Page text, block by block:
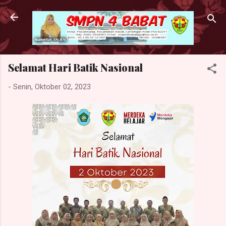
Langsung ke konten utama
Selamat Hari Batik Nasional
- Senin, Oktober 02, 2023